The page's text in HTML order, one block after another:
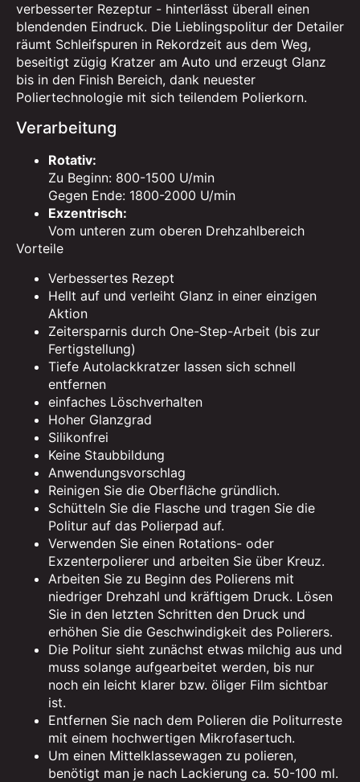
verbesserter Rezeptur - hinterlässt überall einen
blendenden Eindruck. Die Lieblingspolitur der Detailer
räumt Schleifspuren in Rekordzeit aus dem Weg,
beseitigt zügig Kratzer am Auto und erzeugt Glanz
bis in den Finish Bereich, dank neuester
Poliertechnologie mit sich teilendem Polierkorn.
Verarbeitung
Rotativ:
Zu Beginn: 800-1500 U/min
Gegen Ende: 1800-2000 U/min
Exzentrisch:
Vom unteren zum oberen Drehzahlbereich
Vorteile
Verbessertes Rezept
Hellt auf und verleiht Glanz in einer einzigen
Aktion
Zeitersparnis durch One-Step-Arbeit (bis zur
Fertigstellung)
Tiefe Autolackkratzer lassen sich schnell
entfernen
einfaches Löschverhalten
Hoher Glanzgrad
Silikonfrei
Keine Staubbildung
Anwendungsvorschlag
Reinigen Sie die Oberfläche gründlich.
Schütteln Sie die Flasche und tragen Sie die
Politur auf das Polierpad auf.
Verwenden Sie einen Rotations- oder
Exzenterpolierer und arbeiten Sie über Kreuz.
Arbeiten Sie zu Beginn des Polierens mit
niedriger Drehzahl und kräftigem Druck. Lösen
Sie in den letzten Schritten den Druck und
erhöhen Sie die Geschwindigkeit des Polierers.
Die Politur sieht zunächst etwas milchig aus und
muss solange aufgearbeitet werden, bis nur
noch ein leicht klarer bzw. öliger Film sichtbar
ist.
Entfernen Sie nach dem Polieren die Politurreste
mit einem hochwertigen Mikrofasertuch.
Um einen Mittelklassewagen zu polieren,
benötigt man je nach Lackierung ca. 50-100 ml.